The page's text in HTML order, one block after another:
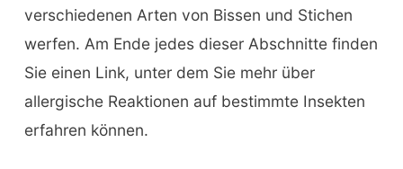
verschiedenen Arten von Bissen und Stichen
werfen. Am Ende jedes dieser Abschnitte finden
Sie einen Link, unter dem Sie mehr über
allergische Reaktionen auf bestimmte Insekten
erfahren können.